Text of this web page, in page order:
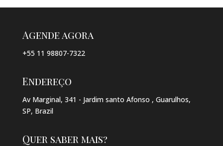
Agende agora
+55 11 98807-7322
Endereço
Av Marginal, 341 - Jardim santo Afonso , Guarulhos,
SP, Brazil
Quer saber mais?